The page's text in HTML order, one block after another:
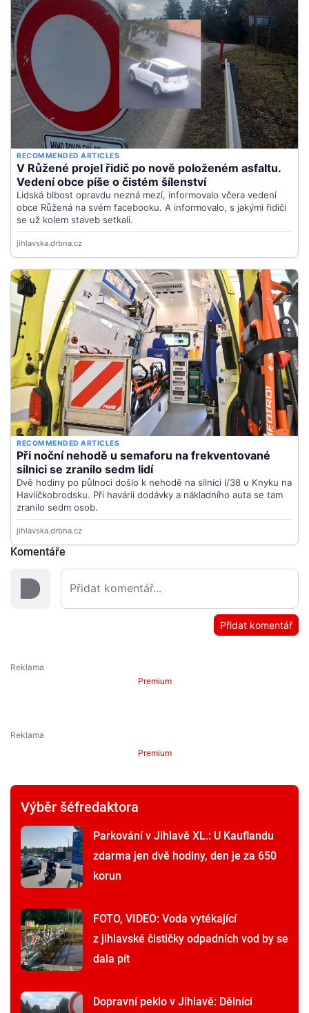
Komentáře
Přidat komentář
Premium
Premium
Výběr šéfredaktora
Parkování v Jihlavě XL.: U Kauflandu
zdarma jen dvě hodiny, den je za 650
korun
FOTO, VIDEO: Voda vytékající
z jihlavské čističky odpadních vod by se
dala pít
Dopravní peklo v Jihlavě: Dělníci